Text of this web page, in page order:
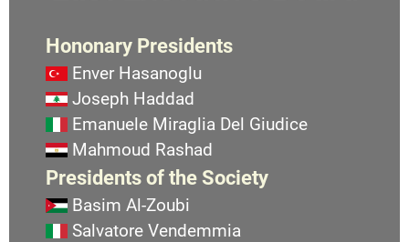
Hononary Presidents
Enver Hasanoglu
Joseph Haddad
Emanuele Miraglia Del Giudice
Mahmoud Rashad
Presidents of the Society
Basim Al-Zoubi
Salvatore Vendemmia